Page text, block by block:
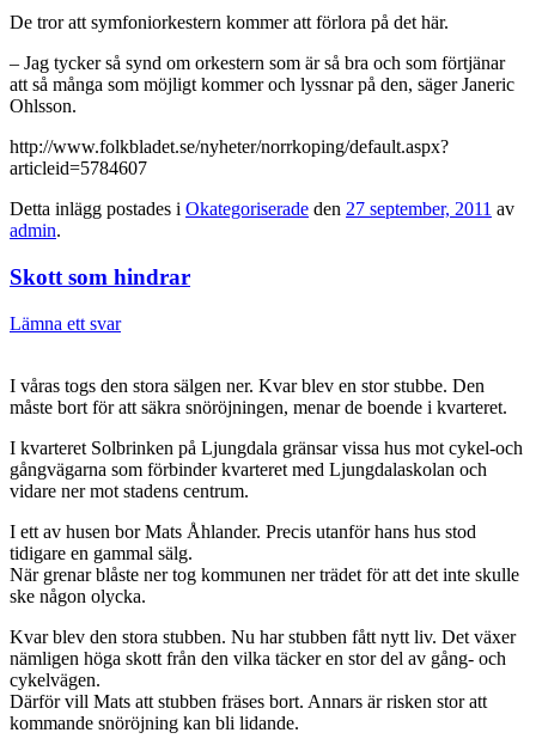
De tror att symfoniorkestern kommer att förlora på det här.
– Jag tycker så synd om orkestern som är så bra och som förtjänar
att så många som möjligt kommer och lyssnar på den, säger Janeric
Ohlsson.
http://www.folkbladet.se/nyheter/norrkoping/default.aspx?
articleid=5784607
Detta inlägg postades i Okategoriserade den 27 september, 2011 av
admin.
Skott som hindrar
Lämna ett svar
I våras togs den stora sälgen ner. Kvar blev en stor stubbe. Den
måste bort för att säkra snöröjningen, menar de boende i kvarteret.
I kvarteret Solbrinken på Ljungdala gränsar vissa hus mot cykel-och
gångvägarna som förbinder kvarteret med Ljungdalaskolan och
vidare ner mot stadens centrum.
I ett av husen bor Mats Åhlander. Precis utanför hans hus stod
tidigare en gammal sälg.
När grenar blåste ner tog kommunen ner trädet för att det inte skulle
ske någon olycka.
Kvar blev den stora stubben. Nu har stubben fått nytt liv. Det växer
nämligen höga skott från den vilka täcker en stor del av gång- och
cykelvägen.
Därför vill Mats att stubben fräses bort. Annars är risken stor att
kommande snöröjning kan bli lidande.